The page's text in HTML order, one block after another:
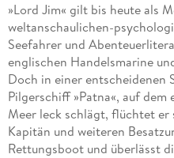
»Lord Jim« gilt bis heute als
weltanschaulichen-
Seefahrer und
englischen Handelsmarine
Doch in einer entscheidenen
Pilgerschiff »Patna«, auf
Meer leck schlägt, flüchtet er
Kapitän und weiteren
Rettungsboot und überlässt